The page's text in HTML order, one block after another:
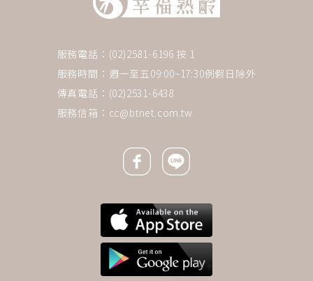
服務電話：(02)2581-6196 按 1
服務時間：週一至五09:00~17:30例假日除外
傳真電話：(02)2531-6438
服務信箱： cc@btnet.com.tw
Facebook icon
Line icon